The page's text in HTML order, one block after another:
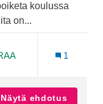
koulussa
on...
1
Näytä ehdotus